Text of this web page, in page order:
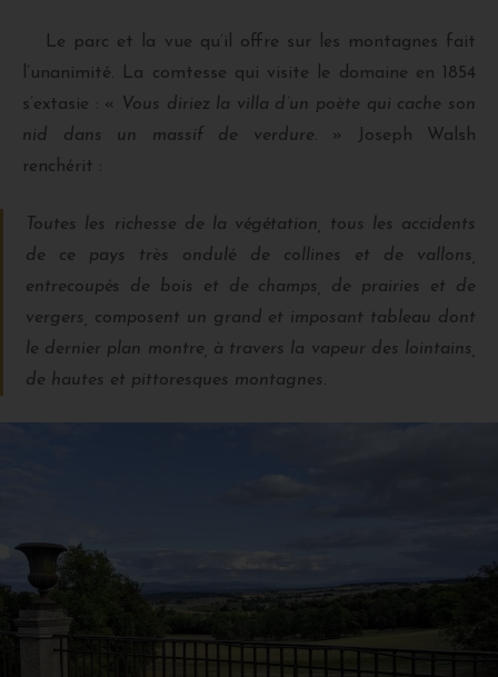
Le parc et la vue qu’il offre sur les montagnes fait
l’unanimité. La comtesse qui visite le domaine en 1854
s’extasie : «
Vous diriez la villa d’un poète qui cache son
nid dans un massif de verdure. » Joseph Walsh
renchérit :
Toutes les richesse de la végétation, tous les accidents
de ce pays très ondulé de collines et de vallons,
entrecoupés de bois et de champs, de prairies et de
vergers, composent un grand et imposant tableau dont
le dernier plan montre, à travers la vapeur des lointains,
de hautes et pittoresques montagnes.